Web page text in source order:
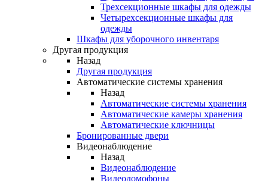
Трехсекционные шкафы для одежды
Четырехсекционные шкафы для
одежды
Шкафы для уборочного инвентаря
Другая продукция
Назад
Другая продукция
Автоматические системы хранения
Назад
Автоматические системы хранения
Автоматические камеры хранения
Автоматические ключницы
Бронированные двери
Видеонаблюдение
Назад
Видеонаблюдение
Видеодомофоны